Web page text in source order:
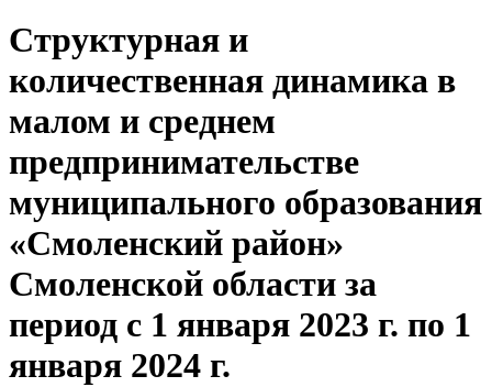
Структурная и
количественная динамика в
малом и среднем
предпринимательстве
муниципального образования
«Смоленский район»
Смоленской области за
период с 1 января 2023 г. по 1
января 2024 г.